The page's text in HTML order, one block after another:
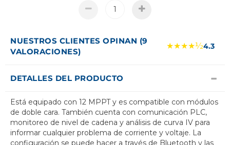
NUESTROS CLIENTES OPINAN (9
VALORACIONES)
★★★★½4.3
DETALLES DEL PRODUCTO
Está equipado con 12 MPPT y es compatible con módulos
de doble cara. También cuenta con comunicación PLC,
monitoreo de nivel de cadena y análisis de curva IV para
informar cualquier problema de corriente y voltaje. La
configuración se puede hacer a través de Bluetooth y las